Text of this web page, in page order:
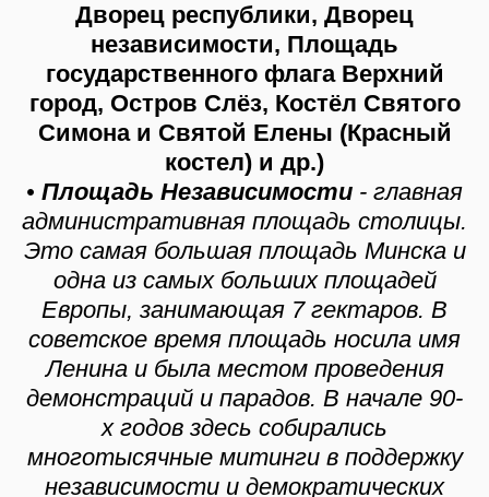
Дворец республики, Дворец
независимости, Площадь
государственного флага Верхний
город, Остров Слёз, Костёл Святого
Симона и Святой Елены (Красный
костел) и др.)
• Площадь Независимости - главная
административная площадь столицы.
Это самая большая площадь Минска и
одна из самых больших площадей
Европы, занимающая 7 гектаров. В
советское время площадь носила имя
Ленина и была местом проведения
демонстраций и парадов. В начале 90-
х годов здесь собирались
многотысячные митинги в поддержку
независимости и демократических